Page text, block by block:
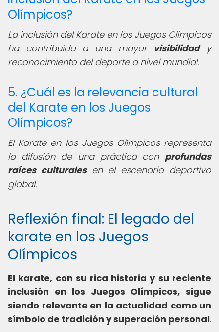
Olímpicos?
La inclusión del Karate en los Juegos Olímpicos
ha contribuido a una mayor visibilidady
reconocimiento del deporte a nivel mundial.
5. ¿Cuál es la relevancia cultural
del Karate en los Juegos
Olímpicos?
El Karate en los Juegos Olímpicos representa
la difusión de una práctica con profundas
raíces culturalesen el escenario deportivo
global.
Reflexión final: El legado del
karate en los Juegos
Olímpicos
El karate, con su rica historia y su reciente
inclusión en los Juegos Olímpicos, sigue
siendo relevante en la actualidad como un
símbolo de tradición y superación personal.